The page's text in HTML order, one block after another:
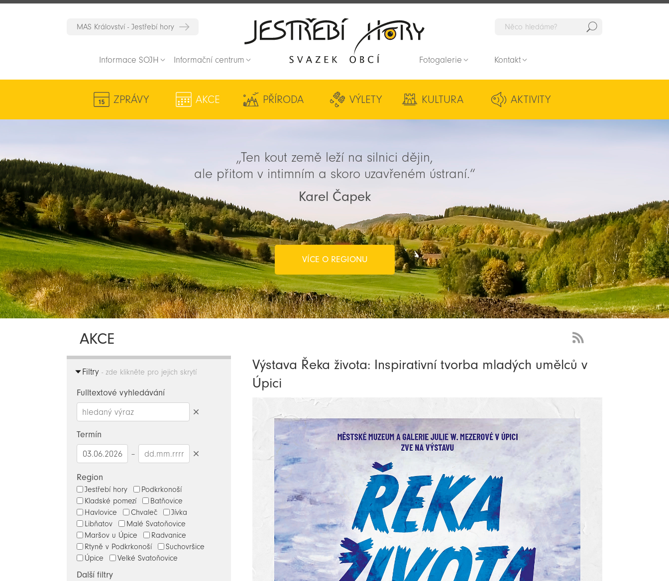
MAS Království - Jestřebí hory
Informace SOJH Informační centrum Fotogalerie Kontakt
ZPRÁVY AKCE PŘÍRODA VÝLETY KULTURA AKTIVITY
„Ten kout země leží na silnici dějin,
ale přitom v intimním a skoro uzavřeném ústraní.“
Karel Čapek
VÍCE O REGIONU
AKCE
Feed
-
Filtry - zde klikněte pro jejich skrytí
Fulltextové vyhledávání
Termín
–
Region
Jestřebí hory
Podkrkonoší
Kladské pomezí
Batňovice
Havlovice
Chvaleč
Jívka
Libňatov
Malé Svatoňovice
Maršov u Úpice
Radvanice
Rtyně v Podkrkonoší
Suchovršice
Úpice
Velké Svatoňovice
Další filtry
Výstava Řeka života: Inspirativní tvorba mladých umělců v
Úpici